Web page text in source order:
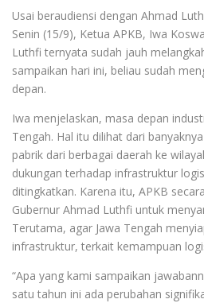
Usai beraudiensi dengan Ahmad
Senin (15/9), Ketua APKB, Iwa
Luthfi ternyata sudah jauh
sampaikan hari ini, beliau sudah
depan.
Iwa menjelaskan, masa depan
Tengah. Hal itu dilihat dari
pabrik dari berbagai daerah ke
dukungan terhadap infrastruktur
ditingkatkan. Karena itu, APKB
Gubernur Ahmad Luthfi untuk
Terutama, agar Jawa Tengah
infrastruktur, terkait kemampuan
“Apa yang kami sampaikan
satu tahun ini ada perubahan